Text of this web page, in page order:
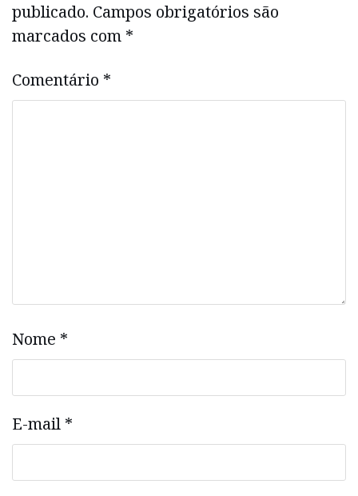
publicado. Campos obrigatórios são
marcados com *
Comentário *
Nome *
E-mail *